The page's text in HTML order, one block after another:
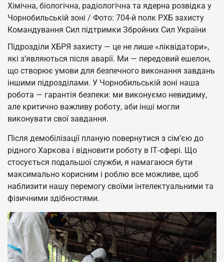
Хімічна, біологічна, радіологічна та ядерна розвідка у
Чорнобильській зоні / Фото: 704-й полк РХБ захисту
Командування Сил підтримки Збройних Сил України
Підрозділи ХБРЯ захисту — це не лише «ліквідатори»,
які з’являються після аварії. Ми — передовий ешелон,
що створює умови для безпечного виконання завдань
іншими підрозділами. У Чорнобильській зоні наша
робота — гарантія безпеки: ми виконуємо невидиму,
але критично важливу роботу, аби інші могли
виконувати свої завдання.
Після демобілізації планую повернутися з сім’єю до
рідного Харкова і відновити роботу в IT‑сфері. Що
стосується подальшої служби, я намагаюся бути
максимально корисним і роблю все можливе, щоб
наблизити нашу перемогу своїми інтелектуальними та
фізичними здібностями.